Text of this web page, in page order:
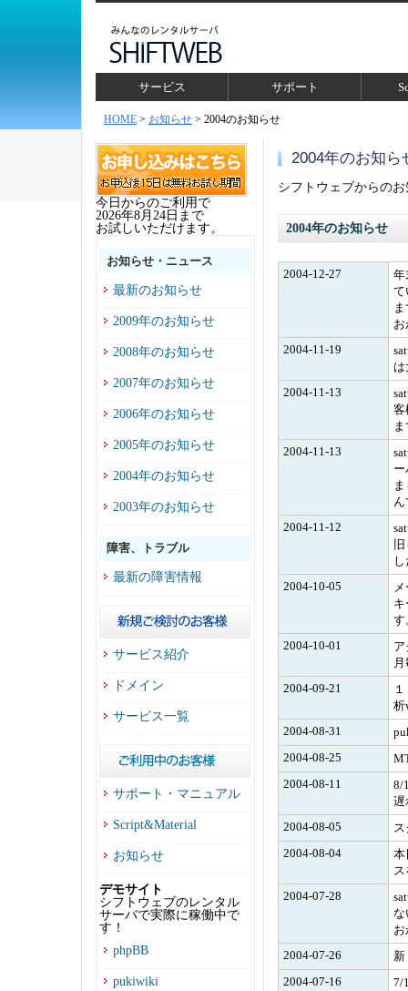
サービス サポート
HOME > お知らせ > 2004のお知らせ
2004年のお知ら
シフトウェブからの
2004年のお知らせ
2004-12-27
年
て
2004-11-19
2004-11-13
客
2004-11-13
2004-11-12
2004-10-05
す
2004-10-01
2004-09-21
析
2004-08-31
2004-08-25
2004-08-11
8/
遅
2004-08-05
2004-08-04
本
2004-07-28
な
2004-07-26
2004-07-16
7/
今日からのご利用で
2026年8月24日まで
お試しいただけます。
お知らせ・ニュース
最新のお知らせ
2009年のお知らせ
2008年のお知らせ
2007年のお知らせ
2006年のお知らせ
2005年のお知らせ
2004年のお知らせ
2003年のお知らせ
障害、トラブル
最新の障害情報
サービス紹介
ドメイン
サービス一覧
サポート・マニュアル
Script&Material
お知らせ
デモサイト
シフトウェブのレンタル
サーバで実際に稼働中で
す！
phpBB
pukiwiki